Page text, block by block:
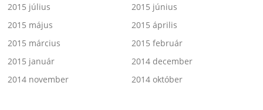
2015 július
2015 június
2015 május
2015 április
2015 március
2015 február
2015 január
2014 december
2014 november
2014 október